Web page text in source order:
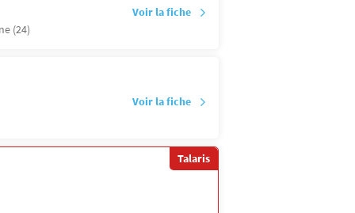
(24)
Voir la fiche
Voir la fiche
Talaris